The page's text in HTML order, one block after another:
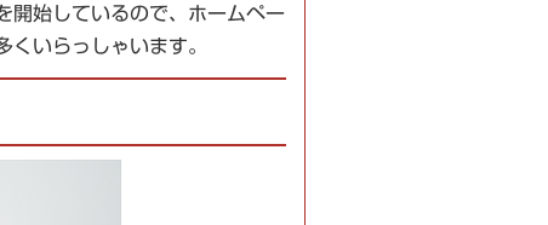
開始しているので、ホームペー
いらっしゃいます。